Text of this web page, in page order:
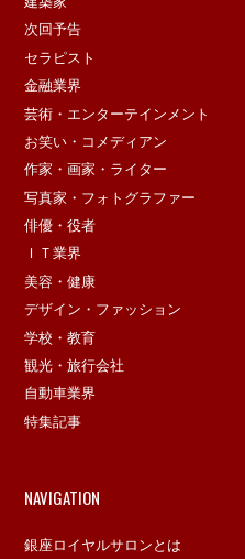
次回予告
セラピスト
金融業界
芸術・エンターテインメント
お笑い・コメディアン
作家・画家・ライター
写真家・フォトグラファー
俳優・役者
ＩＴ業界
美容・健康
デザイン・ファッション
学校・教育
観光・旅行会社
自動車業界
特集記事
NAVIGATION
銀座ロイヤルサロンとは